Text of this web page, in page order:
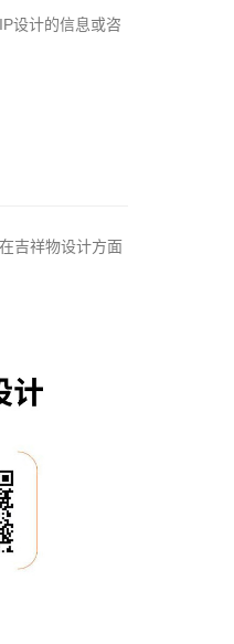
设计的信息或咨
吉祥物设计方面
觉体系 | IP设计公司-佐